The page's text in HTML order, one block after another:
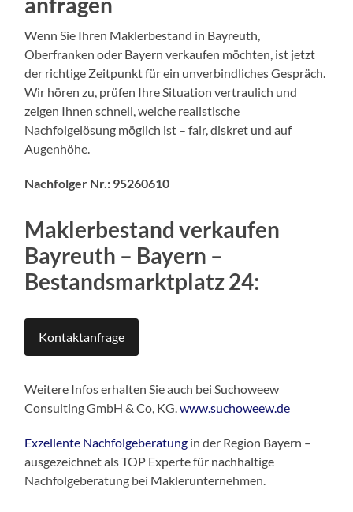
Wenn Sie Ihren Maklerbestand in Bayreuth,
Oberfranken oder Bayern verkaufen möchten, ist jetzt
der richtige Zeitpunkt für ein unverbindliches Gespräch.
Wir hören zu, prüfen Ihre Situation vertraulich und
zeigen Ihnen schnell, welche realistische
Nachfolgelösung möglich ist – fair, diskret und auf
Augenhöhe.
Nachfolger Nr.: 95260610
Maklerbestand verkaufen
Bayreuth – Bayern –
Bestandsmarktplatz 24:
Kontaktanfrage
Weitere Infos erhalten Sie auch bei Suchoweew
Consulting GmbH & Co, KG.www.suchoweew.de
Exzellente Nachfolgeberatung in der Region Bayern –
ausgezeichnet als TOP Experte für nachhaltige
Nachfolgeberatung bei Maklerunternehmen.